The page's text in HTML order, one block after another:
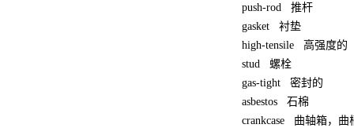
push-rod 推杆
gasket 衬垫
high-tensile 高强度的
stud 螺栓
gas-tight 密封的
asbestos 石棉
crankcase 曲轴箱，曲